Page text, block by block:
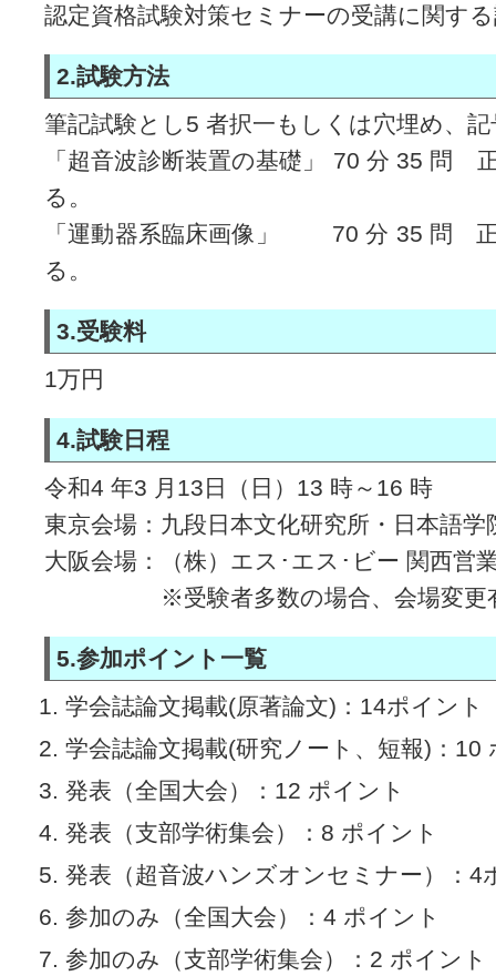
認定資格試験対策セミナーの受講に関す
2.試験方法
筆記試験とし5 者択一もしくは穴埋め、
「超音波診断装置の基礎」 70 分 35 問
る。
「運動器系臨床画像」 70 分 35 問 正
る。
3.受験料
1万円
4.試験日程
令和4 年3 月13日（日）13 時～16 時
東京会場：九段日本文化研究所・日本語学
大阪会場：（株）エス･エス･ビー 関西営
※受験者多数の場合、会場変更
5.参加ポイント一覧
学会誌論文掲載(原著論文)：14ポイント
学会誌論文掲載(研究ノート、短報)：10
発表（全国大会）：12 ポイント
発表（支部学術集会）：8 ポイント
発表（超音波ハンズオンセミナー）：4
参加のみ（全国大会）：4 ポイント
参加のみ（支部学術集会）：2 ポイント